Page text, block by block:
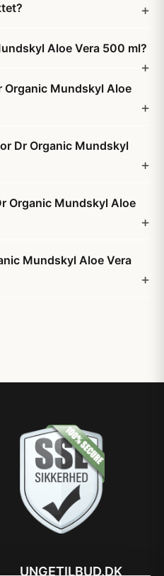
Aloe Vera 500 ml?
Mundskyl Aloe
Dr Organic Mundskyl
Organic Mundskyl Aloe
Mundskyl Aloe Vera
UNGETILBUD.DK